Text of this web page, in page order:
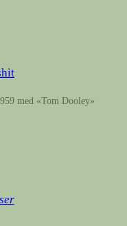
med «Tom Dooley»